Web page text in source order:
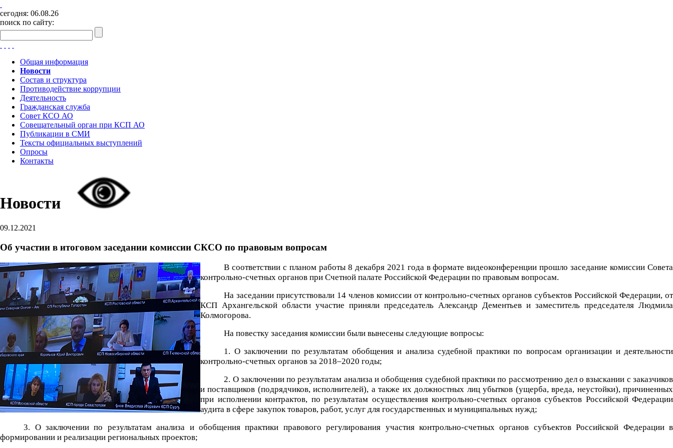
сегодня: 06.08.26
поиск по сайту:
Общая информация
Новости
Состав и структура
Противодействие коррупции
Деятельность
Гражданская служба
Совет КСО АО
Совещательный орган при КСП АО
Публикации в СМИ
Тексты официальных выступлений
Опросы
Контакты
Новости
09.12.2021
Об участии в итоговом заседании комиссии СКСО по правовым вопросам
В соответствии с планом работы 8 декабря 2021 года в формате видеоконференции прошло заседание комиссии Совета
контрольно-счетных органов при Счетной палате Российской Федерации по правовым вопросам.
На заседании присутствовали 14 членов комиссии от контрольно-счетных органов субъектов Российской Федерации, от
КСП Архангельской области участие приняли председатель Александр Дементьев и заместитель председателя Людмила
Колмогорова.
На повестку заседания комиссии были вынесены следующие вопросы:
1. О заключении по результатам обобщения и анализа судебной практики по вопросам организации и деятельности
контрольно-счетных органов за 2018–2020 годы;
2. О заключении по результатам анализа и обобщения судебной практики по рассмотрению дел о взыскании с заказчиков
и поставщиков (подрядчиков, исполнителей), а также их должностных лиц убытков (ущерба, вреда, неустойки), причиненных
при исполнении контрактов, по результатам осуществления контрольно-счетных органов субъектов Российской Федерации
аудита в сфере закупок товаров, работ, услуг для государственных и муниципальных нужд;
3. О заключении по результатам анализа и обобщения практики правового регулирования участия контрольно-счетных органов субъектов Российской Федерации в
формировании и реализации региональных проектов;